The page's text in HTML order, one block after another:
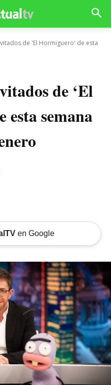
de 'El Hormiguero' de esta
de ‘El
esta semana
en Google